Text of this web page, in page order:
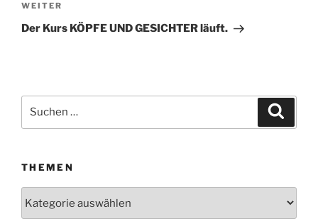
Nächster
Beitrag
WEITER
Der Kurs KÖPFE UND GESICHTER läuft.
Suchen
THEMEN